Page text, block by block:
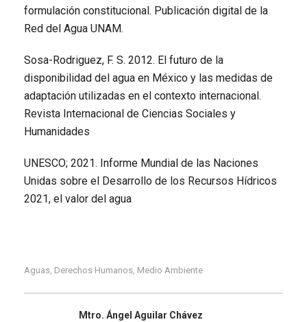
formulación constitucional. Publicación digital de la
Red del Agua UNAM.
Sosa-Rodriguez, F. S. 2012. El futuro de la
disponibilidad del agua en México y las medidas de
adaptación utilizadas en el contexto internacional.
Revista Internacional de Ciencias Sociales y
Humanidades
UNESCO; 2021. Informe Mundial de las Naciones
Unidas sobre el Desarrollo de los Recursos Hídricos
2021, el valor del agua
Aguas Derechos Humanos Medio Ambiente
Mtro. Ángel Aguilar Chávez